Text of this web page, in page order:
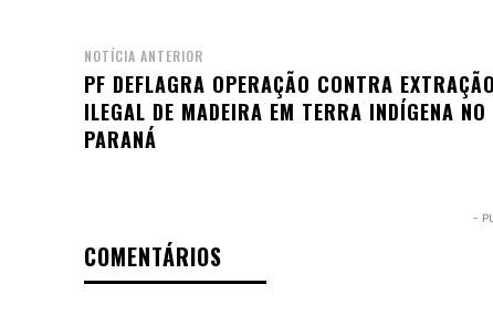
NOTÍCIA ANTERIOR
PF DEFLAGRA OPERAÇÃO CONTRA EXTRAÇÃO
ILEGAL DE MADEIRA EM TERRA INDÍGENA NO
PARANÁ
-
COMENTÁRIOS